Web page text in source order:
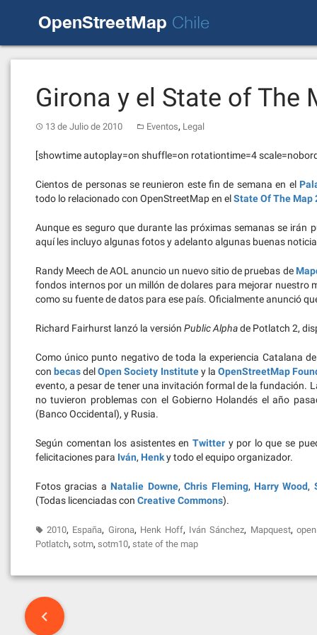
OpenStreetMap Chile
Girona y el State of The
13 de Julio de 2010 Eventos, Legal
[showtime autoplay=on shuffle=on rotationtime=4
Cientos de personas se reunieron este fin de semana en el
todo lo relacionado con OpenStreetMap en elState Of The Map
Aunque es seguro que durante las próximas semanas se irán
aquí les incluyo algunas fotos y adelanto algunas buenas
Randy Meech de AOL anuncio un nuevo sitio de pruebas de
fondos internos por un millón de dolares para mejorar nuestro
como su fuente de datos para ese país. Oficialmente anunció
Richard Fairhurst lanzó la versión Public Alphade Potlatch 2,
Como único punto negativo de toda la experiencia Catalana
conbecasdelOpen Society Institutey la OpenStreetMap
evento, a pesar de tener una invitación formal de la fundación.
no tuvieron problemas con el Gobierno Holandés el año
(Banco Occidental), y Rusia.
Según comentan los asistentes enTwitter y por lo que se
felicitaciones para Iván, Henky todo el equipo organizador.
Fotos gracias a Natalie Downe,Chris Fleming, Harry Wood,
(Todas licenciadas con Creative Commons).
2010, España, Girona, Henk Hoff, Iván Sánchez, Mapquest,
Potlatch, sotm, sotm10, state of the map
Post